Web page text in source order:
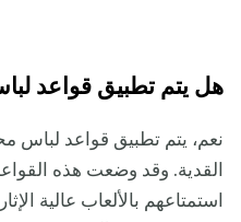
هل يتم تطبيق قواعد
نعم، يتم تطبيق قواعد لباس
القدية. وقد وضعت هذه
استمتاعهم بالألعاب عالية